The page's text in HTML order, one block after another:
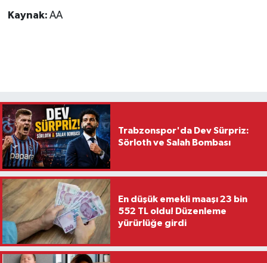
Kaynak: AA
Trabzonspor'da Dev Sürpriz:
Sörloth ve Salah Bombası
En düşük emekli maaşı 23 bin
552 TL oldu! Düzenleme
yürürlüğe girdi